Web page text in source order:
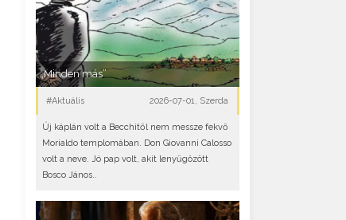
„Minden más”
#Aktuális 2026-07-01, Szerda
Új káplán volt a Becchitől nem messze fekvő
Morialdo templomában. Don Giovanni Calosso
volt a neve. Jó pap volt, akit lenyűgözött
Bosco János..